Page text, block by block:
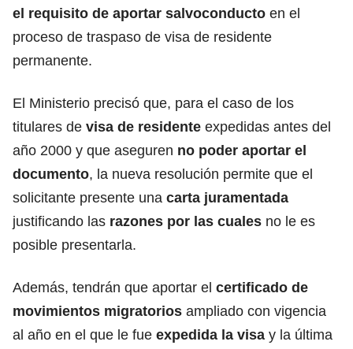
el requisito de aportar salvoconducto en el
proceso de traspaso de visa de residente
permanente.
El Ministerio precisó que, para el caso de los
titulares de visa de residente expedidas antes del
año 2000 y que aseguren no poder aportar el
documento, la nueva resolución permite que el
solicitante presente una carta juramentada
justificando las razones por las cuales no le es
posible presentarla.
Además, tendrán que aportar el certificado de
movimientos migratorios ampliado con vigencia
al año en el que le fue expedida la visa y la última